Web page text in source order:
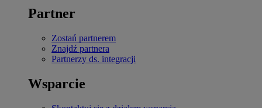
Partner
Zostań partnerem
Znajdź partnera
Partnerzy ds. integracji
Wsparcie